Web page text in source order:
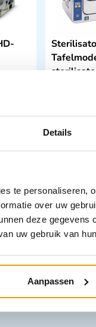
Details
te personaliseren,
over uw
deze
uw gebruik van
Aanpassen